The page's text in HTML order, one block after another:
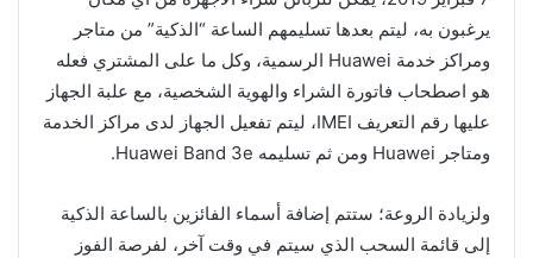
يرغبون به، ليتم بعدها تسليمهم الساعة “الذكية” من متاجر
ومراكز خدمة Huawei الرسمية، وكل ما على المشتري فعله
هو اصطحاب فاتورة الشراء والهوية الشخصية، مع علبة الجهاز
عليها رقم التعريف IMEI، ليتم تفعيل الجهاز لدى مراكز الخدمة
ومتاجر Huawei ومن ثم تسليمه Huawei Band 3e.
ولزيادة الروعة؛ ستتم إضافة أسماء الفائزين بالساعة الذكية
إلى قائمة السحب الذي سيتم في وقت آخر، لفرصة الفوز